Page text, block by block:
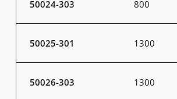
50024-303 800
50025-301 1300
50026-303 1300